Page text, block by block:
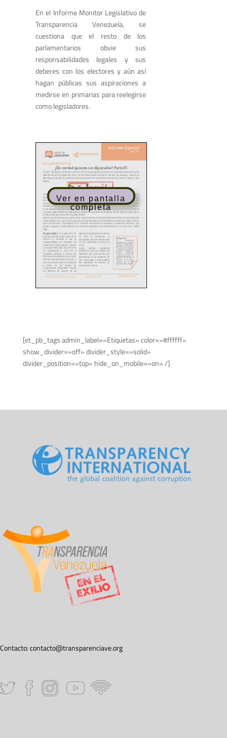
En el Informe Monitor Legislativo de
Transparencia Venezuela, se
cuestiona que el resto de los
parlamentarios obvie sus
responsabilidades legales y sus
deberes con los electores y aún así
hagan públicas sus aspiraciones a
medirse en primarias para reelegirse
como legisladores.
Ver en pantalla
completa
[et_pb_tags admin_label=»Etiquetas» color=»#ffffff»
show_divider=»off» divider_style=»solid»
divider_position=»top» hide_on_mobile=»on» /]
Contacto:contacto@transparenciave.org